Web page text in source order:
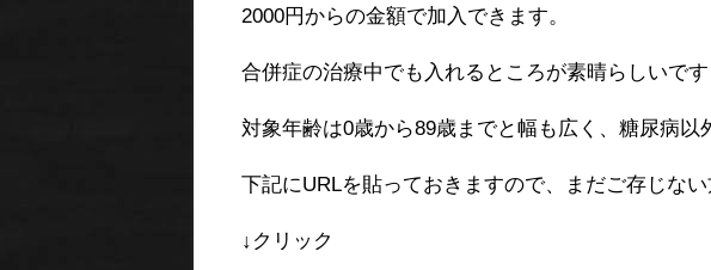
2000円からの金額で加入できます。
合併症の治療中でも入れるところが素晴らしいです
対象年齢は0歳から89歳までと幅も広く、糖尿病以
下記にURLを貼っておきますので、まだご存じな
↓クリック